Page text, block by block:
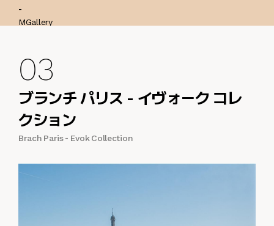
03
ブランチ パリス - イヴォーク コレ
クション
Brach Paris - Evok Collection